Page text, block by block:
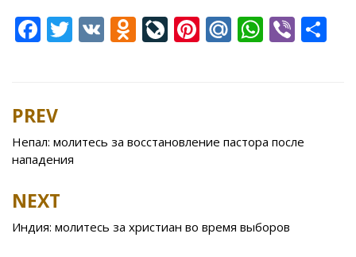
F
b
o
o
T V O
kl
as
ki
Li
u
r
Pi
st
M
u
W
A
p
Vi
Post
navigation
PREV
Непал: молитесь за восстановление пастора после
нападения
NEXT
Индия: молитесь за христиан во время выборов